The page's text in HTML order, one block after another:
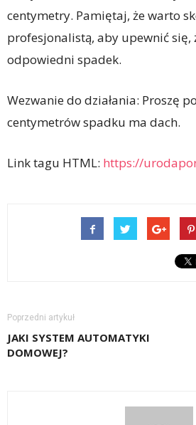
centymetry. Pamiętaj, że warto
profesjonalistą, aby upewnić się,
odpowiedni spadek.
Wezwanie do działania: Proszę
centymetrów spadku ma dach.
Link tagu HTML: https://
Poprzedni artykuł
JAKI SYSTEM AUTOMATYKI
DOMOWEJ?